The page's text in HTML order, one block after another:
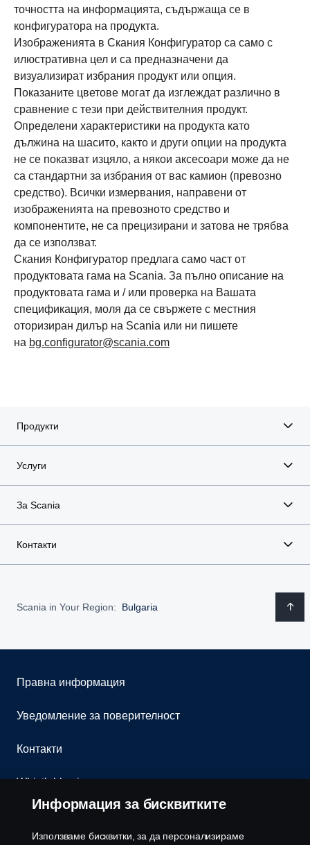
точността на информацията, съдържаща се в
конфигуратора на продукта.
Изображенията в Скания Конфигуратор са само с
илюстративна цел и са предназначени да
визуализират избрания продукт или опция.
Показаните цветове могат да изглеждат различно в
сравнение с тези при действителния продукт.
Определени характеристики на продукта като
дължина на шасито, както и други опции на продукта
не се показват изцяло, а някои аксесоари може да не
са стандартни за избрания от вас камион (превозно
средство). Всички измервания, направени от
изображенията на превозното средство и
компонентите, не са прецизирани и затова не трябва
да се използват.
Скания Конфигуратор предлага само част от
продуктовата гама на Scania. За пълно описание на
продуктовата гама и / или проверка на Вашата
спецификация, моля да се свържете с местния
оторизиран дилър на Scania или ни пишете
на bg.configurator@scania.com
Продукти
Услуги
За Scania
Контакти
Scania in Your Region: Bulgaria
Правна информация
Уведомление за поверителност
Контакти
Whistleblowing
Бюлетин
Информация за бисквитките
Използваме бисквитки, за да персонализираме